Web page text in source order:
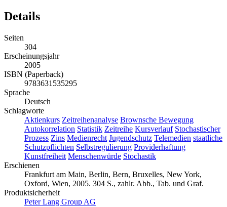
Details
Seiten
304
Erscheinungsjahr
2005
ISBN (Paperback)
9783631535295
Sprache
Deutsch
Schlagworte
Aktienkurs Zeitreihenanalyse Brownsche Bewegung
Autokorrelation Statistik Zeitreihe Kursverlauf Stochastischer
Prozess Zins Medienrecht Jugendschutz Telemedien staatliche
Schutzpflichten Selbstregulierung Providerhaftung
Kunstfreiheit Menschenwürde Stochastik
Erschienen
Frankfurt am Main, Berlin, Bern, Bruxelles, New York,
Oxford, Wien, 2005. 304 S., zahlr. Abb., Tab. und Graf.
Produktsicherheit
Peter Lang Group AG